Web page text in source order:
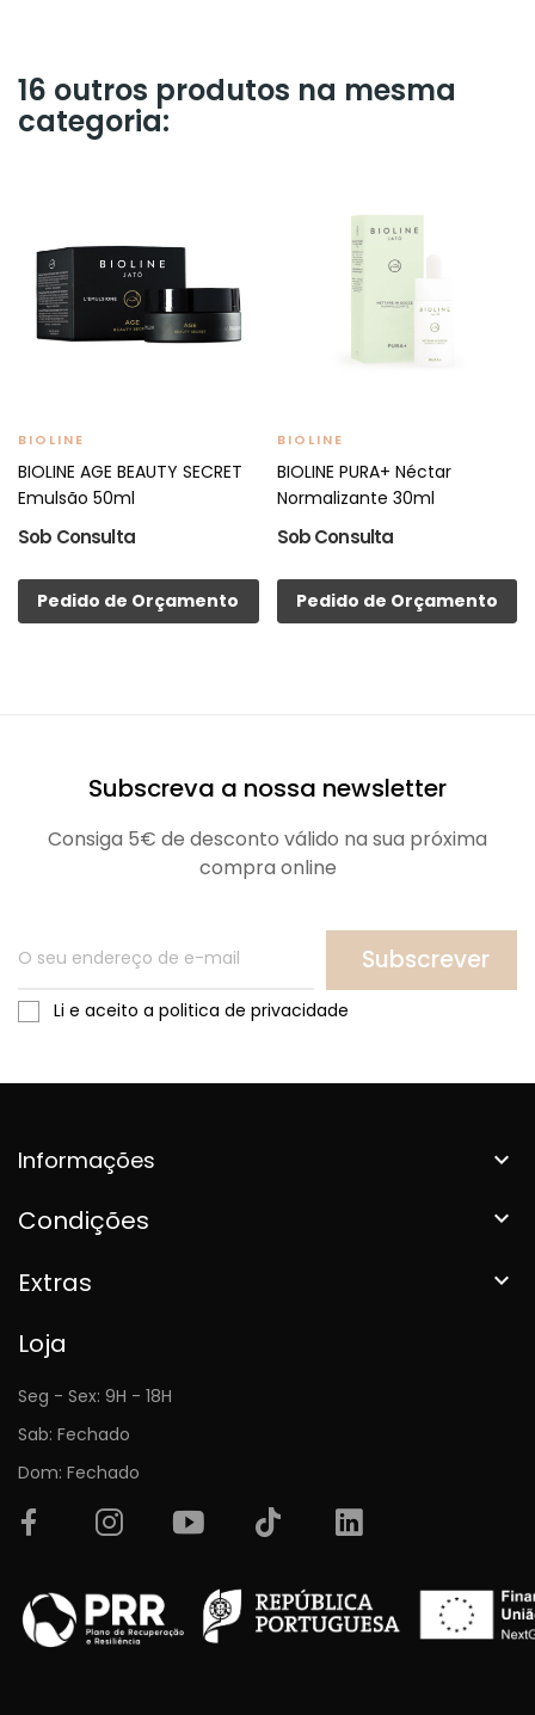
16 outros produtos na mesma
categoria:
BIOLINE
BIOLINE AGE BEAUTY SECRET
Emulsão 50ml
Sob Consulta
Pedido de Orçamento
BIOLINE
BIOLINE PURA+ Néctar
Normalizante 30ml
Sob Consulta
Pedido de Orçamento
Subscreva a nossa newsletter
Consiga 5€ de desconto válido na sua próxima
compra online
Subscrever
Li e aceito a politica de privacidade
Informações 
Condições 
Extras 
Loja
Seg - Sex: 9H - 18H
Sab: Fechado
Dom: Fechado